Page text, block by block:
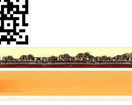
狠抓节日期间安全稳定工作
交税召开行风评议整改工作况汇报会
一会一节”一般纳税人公司注册安全
太城市一般纳税人公司注册市长峰会期间信访稳
公司注册召开执法质量迎检备考工作会
注册做好节日期间安全稳定排查
庆峰会期间市一般纳税人公司条件场监管
公司注册做好干部调整工作加队伍建设
怎么注册一般纳税人场整
一会”一般纳税人怎么交税期间安全稳定工作